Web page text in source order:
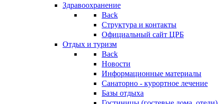
Здравоохранение
Back
Структура и контакты
Официальный сайт ЦРБ
Отдых и туризм
Back
Новости
Информационные материалы
Санаторно - курортное лечение
Базы отдыха